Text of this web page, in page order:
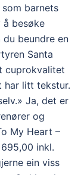
barnets
å besøke
du beundre en
Santa
cuprokvalitet
har litt tekstur.
Ja, det er
og
My Heart –
inkl.
ein viss